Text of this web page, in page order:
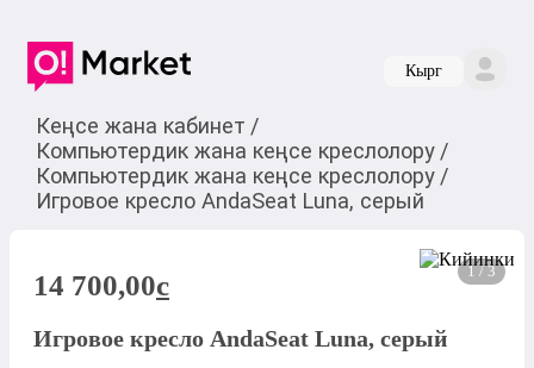
Кырг
Кеңсе жана кабинет /
Компьютердик жана кеңсе креслолору /
Компьютердик жана кеңсе креслолору /
Игровое кресло AndaSeat Luna, серый
1 / 3
14 700,00c
Игровое кресло AndaSeat Luna, серый